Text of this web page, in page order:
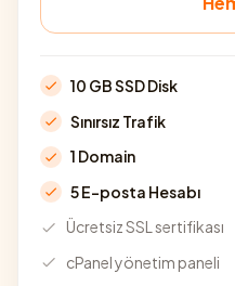
10 GB SSD Disk
Sınırsız Trafik
1 Domain
5 E-posta Hesabı
Ücretsiz SSL sertifikası
cPanel yönetim paneli